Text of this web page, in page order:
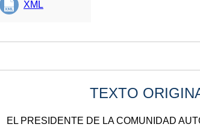
XML
TEXTO
EL PRESIDENTE DE LA COMUNIDAD